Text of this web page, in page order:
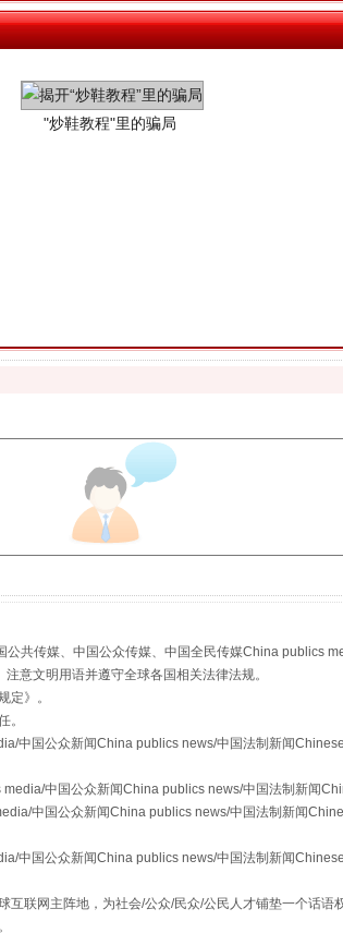
共传媒、中国公众传媒、中国全民传媒China publics
意文明用语并遵守全球各国相关法律法规。
定》。
。
中国公众新闻China publics news/中国法制新闻
中国公众新闻China publics news/中国法制新闻
中国公众新闻China publics news/中国法制新闻
中国公众新闻China publics news/中国法制新闻
联网主阵地，为社会/公众/民众/公民人才铺垫一个话语